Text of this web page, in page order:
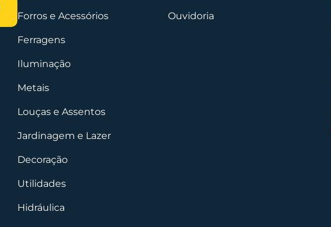
Forros e Acessórios
Ferragens
Iluminação
Metais
Louças e Assentos
Jardinagem e Lazer
Decoração
Utilidades
Hidráulica
Ouvidoria